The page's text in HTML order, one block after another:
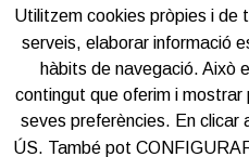
Barcelona
Telèfon: 93 474 80 42
Utilitzem cookies pròpies i de
serveis, elaborar informació
hàbits de navegació. Això
contingut que oferim i
seves preferències. En clicar
ÚS. També pot